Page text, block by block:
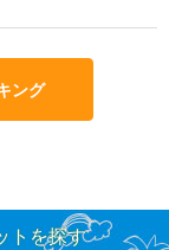
ング
トを探す